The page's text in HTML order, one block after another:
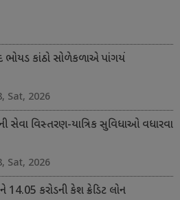
ભોયડ કાંઠો સોળેકળાએ પાંગર્યો
Sat, 2026
સેવા વિસ્તરણ-યાત્રિક સુવિધાઓ વધારવા
Sat, 2026
14.05 કરોડની કેશ ક્રેડિટ લોન